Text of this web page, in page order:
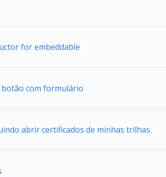
for embeddable
com formulário
abrir certificados de minhas trilhas.